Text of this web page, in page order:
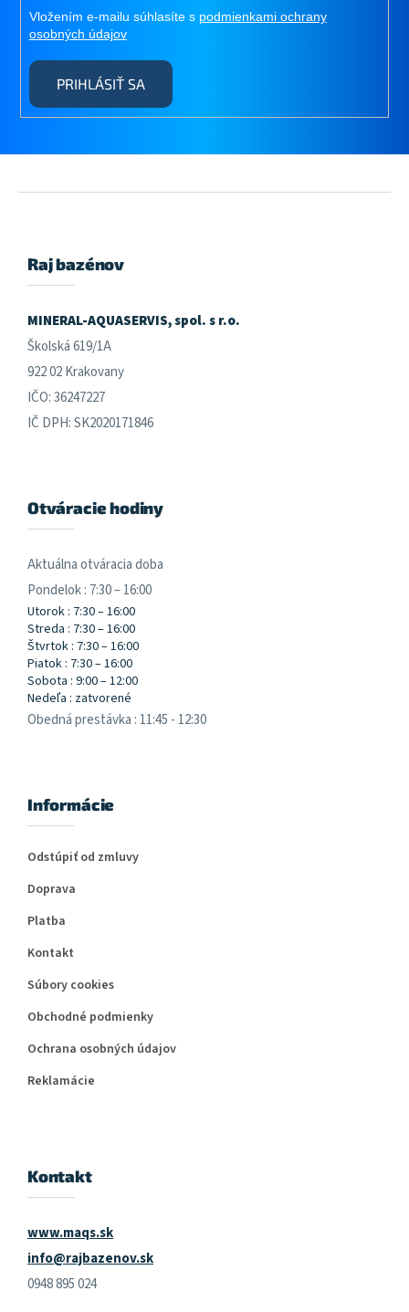
Vložením e-mailu súhlasíte s podmienkami ochrany
osobných údajov
PRIHLÁSIŤ SA
Raj bazénov
MINERAL-AQUASERVIS, spol. s r.o.
Školská 619/1A
922 02 Krakovany
IČO: 36247227
IČ DPH: SK2020171846
Otváracie hodiny
Aktuálna otváracia doba
Pondelok : 7:30 – 16:00
Utorok : 7:30 – 16:00
Streda : 7:30 – 16:00
Štvrtok : 7:30 – 16:00
Piatok : 7:30 – 16:00
Sobota : 9:00 – 12:00
Nedeľa : zatvorené
Obedná prestávka : 11:45 - 12:30
Informácie
Odstúpiť od zmluvy
Doprava
Platba
Kontakt
Súbory cookies
Obchodné podmienky
Ochrana osobných údajov
Reklamácie
Kontakt
www.maqs.sk
info@rajbazenov.sk
0948 895 024